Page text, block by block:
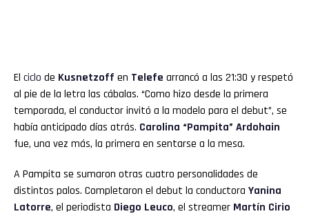
El ciclo de Kusnetzoff en Telefe arrancó a las 21:30 y respetó
al pie de la letra las cábalas. “Como hizo desde la primera
temporada, el conductor invitó a la modelo para el debut”, se
había anticipado días atrás. Carolina “Pampita” Ardohain
fue, una vez más, la primera en sentarse a la mesa.
A Pampita se sumaron otras cuatro personalidades de
distintos palos. Completaron el debut la conductora Yanina
Latorre, el periodista Diego Leuco, el streamer Martín Cirio